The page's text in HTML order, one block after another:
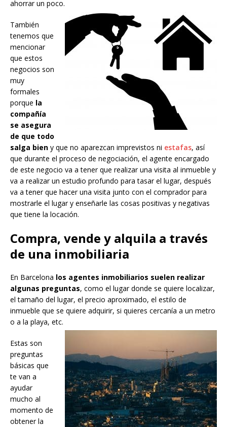
ahorrar un poco.
También
tenemos que
mencionar
que estos
negocios son
muy
formales
porque la
compañía
se asegura
de que todo
salga bien y que no aparezcan imprevistos ni estafas, así
que durante el proceso de negociación, el agente encargado
de este negocio va a tener que realizar una visita al inmueble y
va a realizar un estudio profundo para tasar el lugar, después
va a tener que hacer una visita junto con el comprador para
mostrarle el lugar y enseñarle las cosas positivas y negativas
que tiene la locación.
Compra, vende y alquila a través
de una inmobiliaria
En Barcelona los agentes inmobiliarios suelen realizar
algunas preguntas, como el lugar donde se quiere localizar,
el tamaño del lugar, el precio aproximado, el estilo de
inmueble que se quiere adquirir, si quieres cercanía a un metro
o a la playa, etc.
Estas son
preguntas
básicas que
te van a
ayudar
mucho al
momento de
obtener la